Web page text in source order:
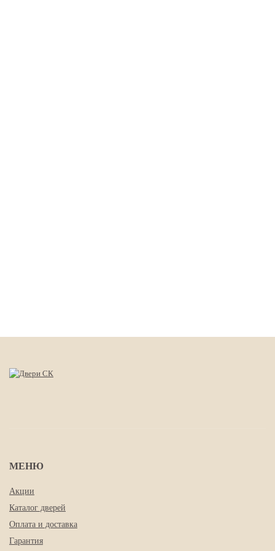
МЕНЮ
Акции
Каталог дверей
Оплата и доставка
Гарантия